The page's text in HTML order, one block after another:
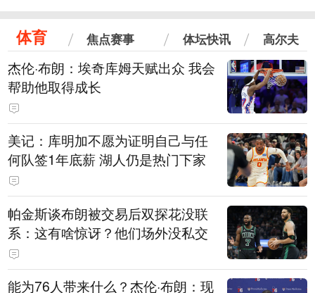
体育 焦点赛事 体坛快讯 高尔夫
杰伦·布朗：埃奇库姆天赋出众 我会
帮助他取得成长
美记：库明加不愿为证明自己与任
何队签1年底薪 湖人仍是热门下家
帕金斯谈布朗被交易后双探花没联
系：这有啥惊讶？他们场外没私交
能为76人带来什么？杰伦·布朗：现